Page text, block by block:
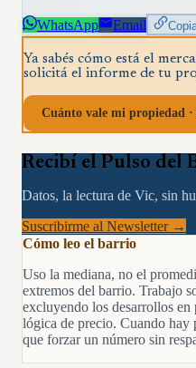
WhatsApp Email
Ya sabés cómo está el
solicitá el informe de tu
Cuánto vale mi propiedad
Recibí el Pulso del
Datos, la lectura de Vic, sin
Suscribirme al Newsletter →
Cómo leo el barrio
Uso la mediana, no el
extremos del barrio. Trabajo
excluyendo los desarrollos en
lógica de precio. Cuando hay
que forzar un número sin